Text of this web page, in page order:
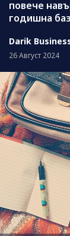
повече
годишна
Darik
26 Август 2024